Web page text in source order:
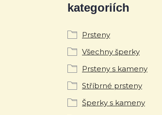
kategoriích
Prsteny
Všechny šperky
Prsteny s kameny
Stříbrné prsteny
Šperky s kameny